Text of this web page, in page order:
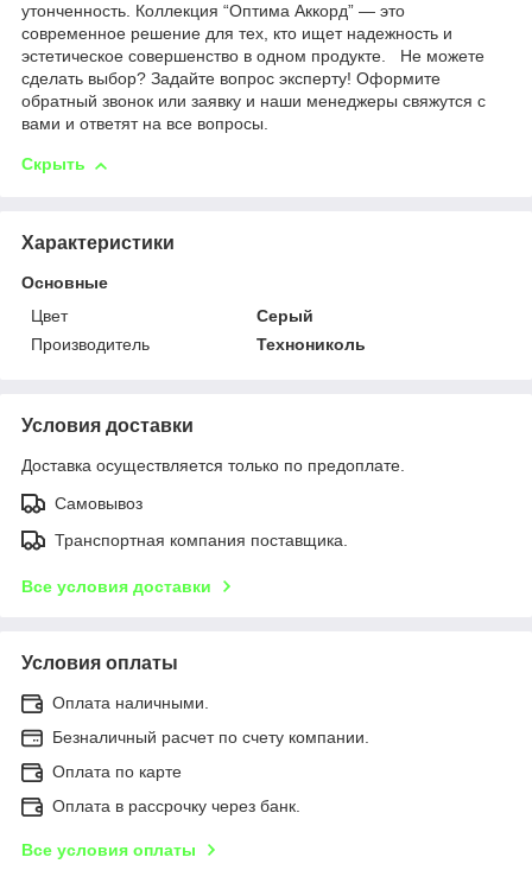
утонченность. Коллекция “Оптима Аккорд” — это
современное решение для тех, кто ищет надежность и
эстетическое совершенство в одном продукте. Не можете
сделать выбор? Задайте вопрос эксперту! Оформите
обратный звонок или заявку и наши менеджеры свяжутся с
вами и ответят на все вопросы.
Скрыть
Характеристики
Основные
Цвет
Серый
Производитель
Технониколь
Условия доставки
Доставка осуществляется только по предоплате.
Самовывоз
Транспортная компания поставщика.
Все условия доставки
Условия оплаты
Оплата наличными.
Безналичный расчет по счету компании.
Оплата по карте
Оплата в рассрочку через банк.
Все условия оплаты